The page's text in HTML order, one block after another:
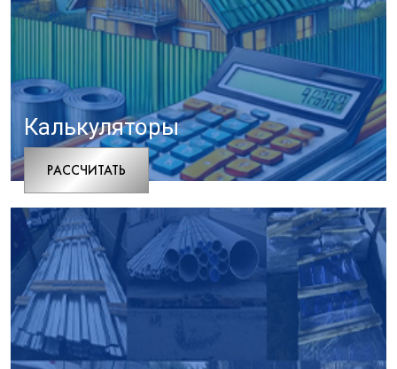
Калькуляторы
РАCСЧИТАТЬ